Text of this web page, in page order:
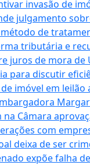
invasão de
julgamento
de
tributária e
juros de mora
para discutir
imóvel em
Câmara
com
deixa de ser
expõe falha